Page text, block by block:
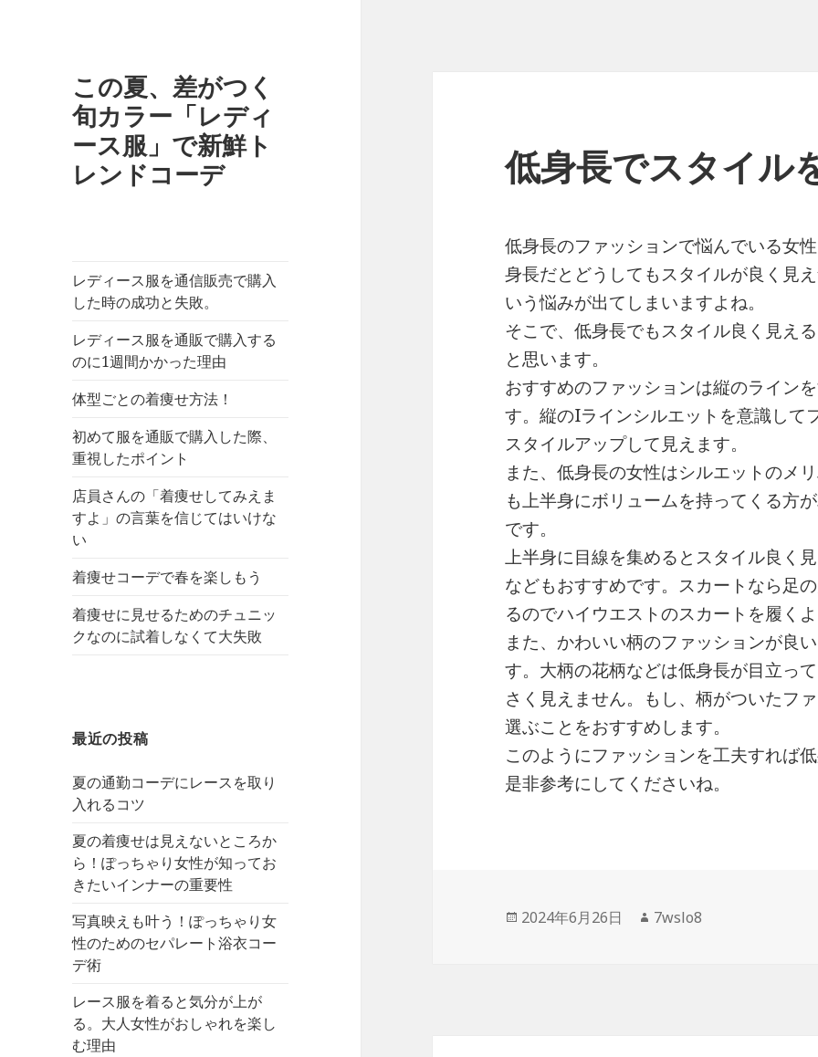
この夏、差がつく
旬カラー「レディ
ース服」で新鮮ト
レンドコーデ
レディース服を通信販売で購入
した時の成功と失敗。
レディース服を通販で購入する
のに1週間かかった理由
体型ごとの着痩せ方法！
初めて服を通販で購入した際、
重視したポイント
店員さんの「着痩せしてみえま
すよ」の言葉を信じてはいけな
い
着痩せコーデで春を楽しもう
着痩せに見せるためのチュニッ
クなのに試着しなくて大失敗
最近の投稿
夏の通勤コーデにレースを取り
入れるコツ
夏の着痩せは見えないところか
ら！ぽっちゃり女性が知ってお
きたいインナーの重要性
写真映えも叶う！ぽっちゃり女
性のためのセパレート浴衣コー
デ術
レース服を着ると気分が上が
る。大人女性がおしゃれを楽し
む理由
低身長でスタイル
低身長のファッションで悩んでいる女
身長だとどうしてもスタイルが良く見
いう悩みが出てしまいますよね。
そこで、低身長でもスタイル良く見え
と思います。
おすすめのファッションは縦のライン
す。縦のIラインシルエットを意識して
スタイルアップして見えます。
また、低身長の女性はシルエットのメ
も上半身にボリュームを持ってくる方
です。
上半身に目線を集めるとスタイル良く
などもおすすめです。スカートなら足
るのでハイウエストのスカートを履く
また、かわいい柄のファッションが良
す。大柄の花柄などは低身長が目立っ
さく見えません。もし、柄がついたフ
選ぶことをおすすめします。
このようにファッションを工夫すれば
是非参考にしてくださいね。
投
2024年6月26日
作
7wslo8